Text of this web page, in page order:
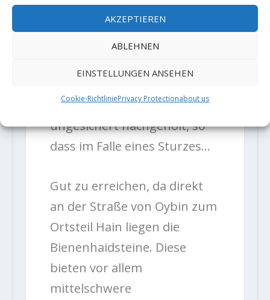
AKZEPTIEREN
ABLEHNEN
EINSTELLUNGEN ANSEHEN
Cookie-RichtliniePrivacy Protectionabout us
seit der Erstbegehung 1938
noch keine 100. Begehungen
auf einer Felszacke sitzend
ungesichert nachgeholt, so
dass im Falle eines Sturzes…
Gut zu erreichen, da direkt
an der Straße von Oybin zum
Ortsteil Hain liegen die
Bienenhaidsteine. Diese
bieten vor allem
mittelschwere